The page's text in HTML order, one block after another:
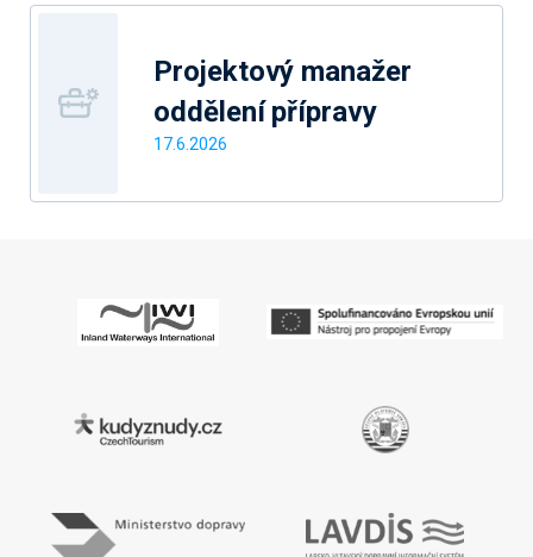
Projektový manažer
oddělení přípravy
17.6.2026